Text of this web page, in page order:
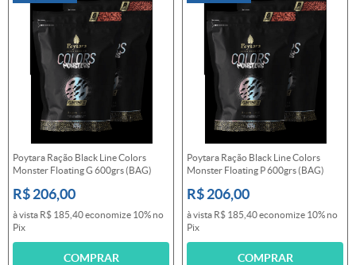
Poytara Ração Black Line Colors
Monster Floating G 600grs (BAG)
R$ 206,00
à vista R$ 185,40economize 10% no
Pix
COMPRAR
Poytara Ração Black Line Colors
Monster Floating P 600grs (BAG)
R$ 206,00
à vista R$ 185,40economize 10% no
Pix
COMPRAR